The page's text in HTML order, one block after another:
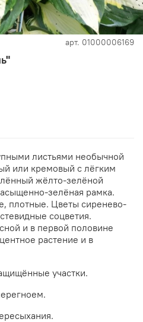
арт. 01000006169
листьями необычной
или кремовый с лёгким
жёлто-зелёной
зелёная рамка.
плотные. Цветы сиренево-
соцветия.
и в первой половине
растение и в
участки.